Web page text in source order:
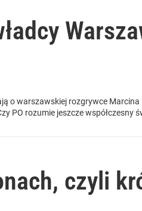
o warszawskiej rozgrywce
PO rozumie jeszcze współczesny
czyli